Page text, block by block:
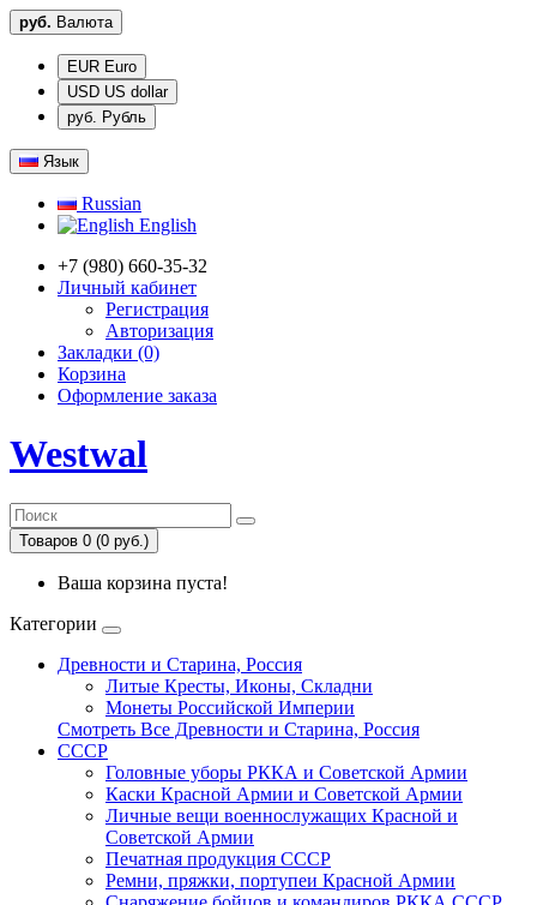
руб. Валюта
EUR Euro
USD US dollar
руб. Рубль
Язык
Russian
English
+7 (980) 660-35-32
Личный кабинет
Регистрация
Авторизация
Закладки (0)
Корзина
Оформление заказа
Westwal
Товаров 0 (0 руб.)
Ваша корзина пуста!
Категории
Древности и Старина, Россия
Литые Кресты, Иконы, Складни
Монеты Российской Империи
Смотреть Все Древности и Старина, Россия
СССР
Головные уборы РККА и Советской Армии
Каски Красной Армии и Советской Армии
Личные вещи военнослужащих Красной и
Советской Армии
Печатная продукция СССР
Ремни, пряжки, портупеи Красной Армии